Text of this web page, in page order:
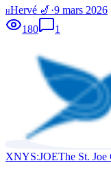
HHervé 🎷·9 mars 2026
180
1
XNYS:JOEThe St. Joe